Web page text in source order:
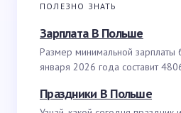
ПОЛЕЗНО ЗНАТЬ
Зарплата В Польше
Размер минимальной зарплаты
января 2026 года составит
Праздники В Польше